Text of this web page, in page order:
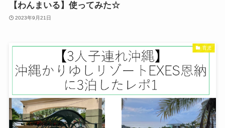
【わんまいる】使ってみた☆
2023年9月21日
育児